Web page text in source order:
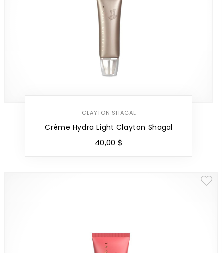
CLAYTON SHAGAL
Crème Hydra Light Clayton Shagal
40,00 $